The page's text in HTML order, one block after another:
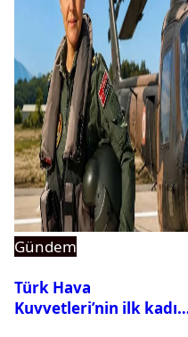
Gündem
Türk Hava
Kuvvetleri’nin ilk kadın